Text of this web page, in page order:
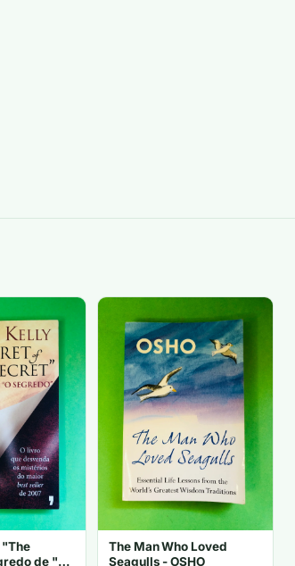
"The
de "O
The Man Who Loved
Seagulls - OSHO